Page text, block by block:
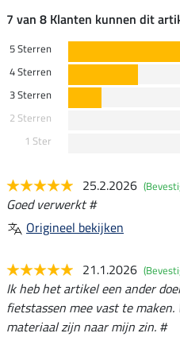
7 van 8 Klanten kunnen dit
5 Sterren
4 Sterren
3 Sterren
2 Sterren
1 Ster
25.2.2026
Goed verwerkt #
Origineel bekijken
21.1.2026
Ik heb het artikel een ander
fietstassen mee vast te
materiaal zijn naar mijn zin. #